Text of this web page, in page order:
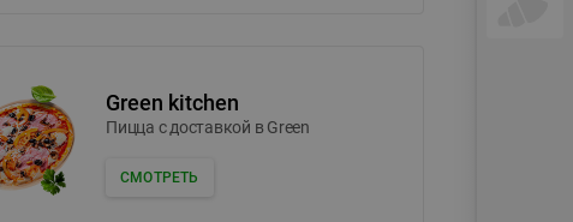
Green kitchen
Пицца c доставкой в Green
СМОТРЕТЬ